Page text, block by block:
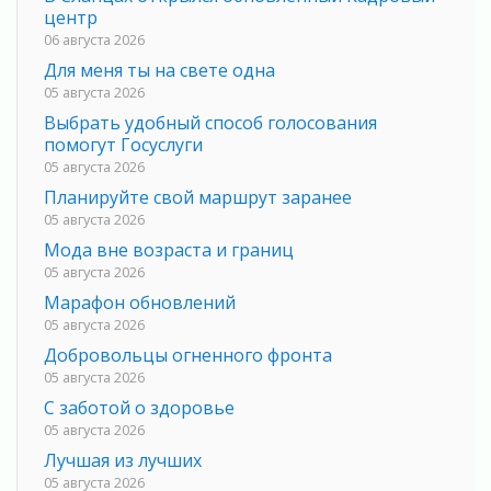
центр
06 августа 2026
Для меня ты на свете одна
05 августа 2026
Выбрать удобный способ голосования
помогут Госуслуги
05 августа 2026
Планируйте свой маршрут заранее
05 августа 2026
Мода вне возраста и границ
05 августа 2026
Марафон обновлений
05 августа 2026
Добровольцы огненного фронта
05 августа 2026
С заботой о здоровье
05 августа 2026
Лучшая из лучших
05 августа 2026